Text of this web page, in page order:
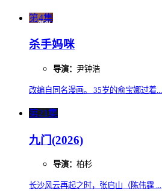
第4集
杀手妈咪
导演： 尹钟浩
改编自同名漫画。 35岁的俞宝娜过着...
第21集
九门(2026)
导演： 柏杉
长沙风云再起之时，张启山（陈伟霆 ...